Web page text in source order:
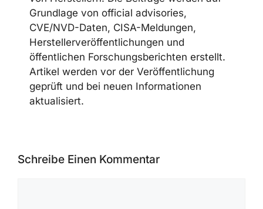
Grundlage von official advisories,
CVE/NVD-Daten, CISA-Meldungen,
Herstellerveröffentlichungen und
öffentlichen Forschungsberichten erstellt.
Artikel werden vor der Veröffentlichung
geprüft und bei neuen Informationen
aktualisiert.
Schreibe Einen Kommentar